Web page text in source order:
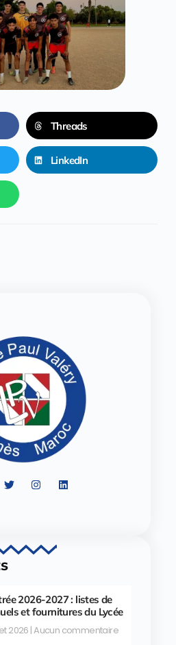
Threads
LinkedIn
2026-2027 : listes de
et fournitures du Lycée
2026 Aucun commentaire